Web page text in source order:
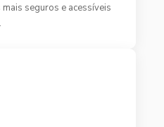
seguros e acessíveis